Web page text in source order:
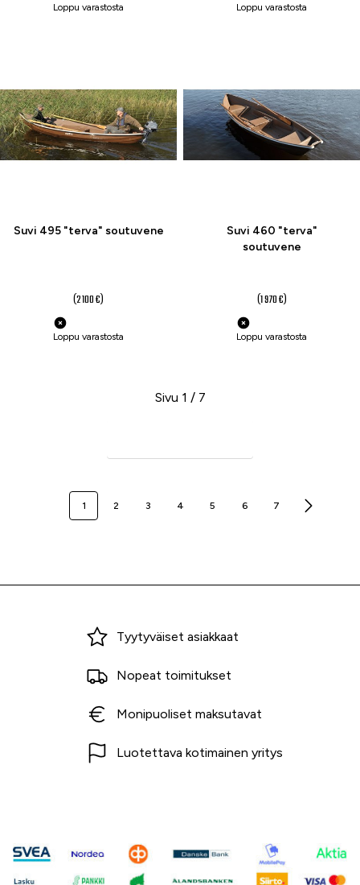
Loppu varastosta Loppu varastosta
Suvi 495 "terva" soutuvene
(2 100 €)
Loppu varastosta
Suvi 460 "terva"
soutuvene
(1 970 €)
Loppu varastosta
Sivu 1 / 7
1 2 3 4 5 6 7
Miksi ostaa Tarvikekeskuksesta?
Tyytyväiset asiakkaat
Nopeat toimitukset
Monipuoliset maksutavat
Luotettava kotimainen yritys